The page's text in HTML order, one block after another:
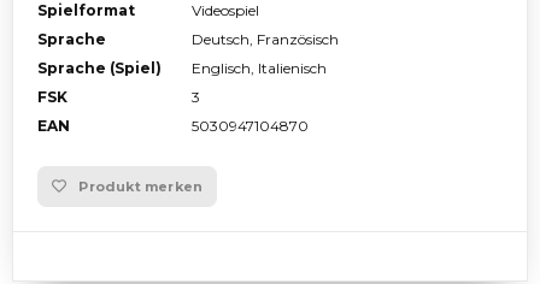
Spielformat
Videospiel
Sprache
Deutsch, Französisch
Sprache (Spiel)
Englisch, Italienisch
FSK
3
EAN
5030947104870
Produkt merken